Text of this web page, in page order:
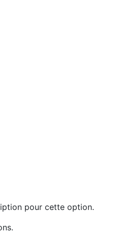
pour cette option.